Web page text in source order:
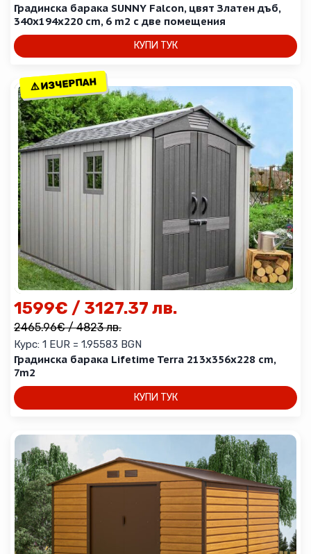
Градинска барака SUNNY Falcon, цвят Златен дъб,
340x194x220 cm, 6 m2 с две помещения
КУПИ ТУК
⚠️ ИЗЧЕРПАН
⚠️ ИЗЧЕРПАН
Градинска барака Lifetime Terra 213x356x228 cm,
7m2
2465.96€/ 4823 лв.
1599€ / 3127.37 лв.
Курс: 1 EUR = 1.95583 BGN
КУПИ ТУК